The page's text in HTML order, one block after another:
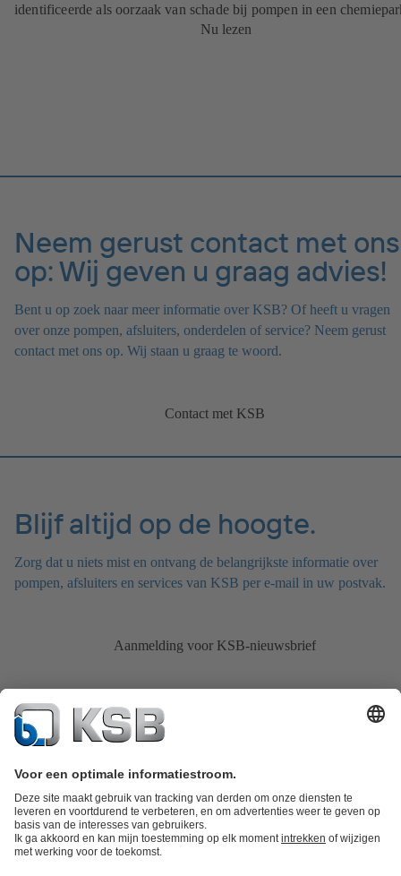
identificeerde als oorzaak van schade bij pompen in een
Nu lezen
Neem gerust contact met ons
op: Wij geven u graag advies!
Bent u op zoek naar meer informatie over KSB? Of heeft u vragen
over onze pompen, afsluiters, onderdelen of service? Neem gerust
contact met ons op. Wij staan u graag te woord.
Contact met KSB
Blijf altijd op de hoogte.
Zorg dat u niets mist en ontvang de belangrijkste informatie over
pompen, afsluiters en services van KSB per e-mail in uw postvak.
Aanmelding voor KSB-nieuwsbrief
Productcatalogus